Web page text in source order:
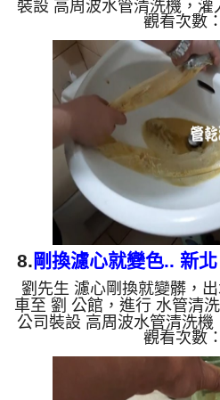
裝設 高周波水管清洗機，灌
約15分，開啟 水管清洗機
水管就流出冬瓜茶，源源不
變乾淨出水量也變大了。
化，會產生鐵鏽跟泥沙堆積
色，地下水含有氧化錳，管
出來的水會跟石油一樣黑，
為裡面有銅的物質，生鏽產
是因為水龍頭
觀看次數
8. 剛換濾心就變色.. 新
清洗
劉先生 濾心剛換就變髒，
車至 劉 公館，進行 水管清
公司裝設 高周波水管清洗機
等了約15分，開啟 水管清洗
剛洗水管就流出髒水，突
後，出水變乾淨出水量也變
水管老化，會產生鐵鏽跟泥
觀看次數